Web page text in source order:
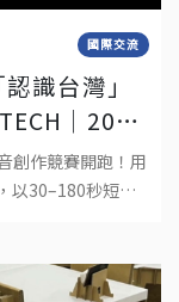
國際交流
識台灣」
VIDEO
創作競賽開跑！用
以30–180秒短影